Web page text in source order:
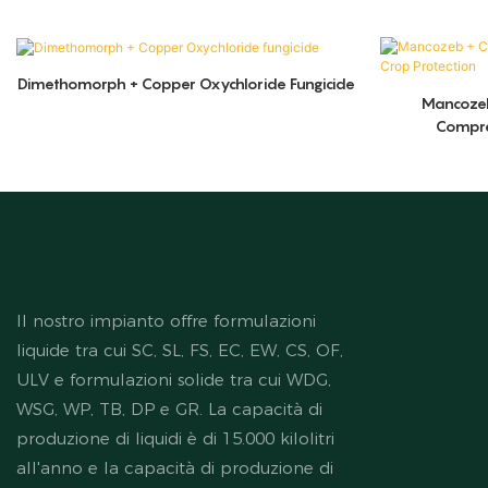
Dimethomorph + Copper Oxychloride Fungicide
Il nostro impianto offre formulazioni
liquide tra cui SC, SL, FS, EC, EW, CS, OF,
ULV e formulazioni solide tra cui WDG,
WSG, WP, TB, DP e GR. La capacità di
produzione di liquidi è di 15.000 kilolitri
all'anno e la capacità di produzione di